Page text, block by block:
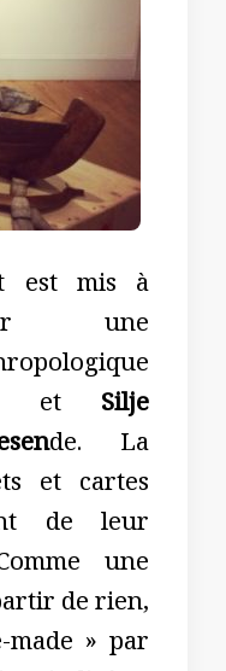
est mis à
une
et Silje
de. La
et cartes
de leur
une
de rien,
made » par